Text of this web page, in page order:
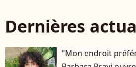
Dernières
"Mon endroit